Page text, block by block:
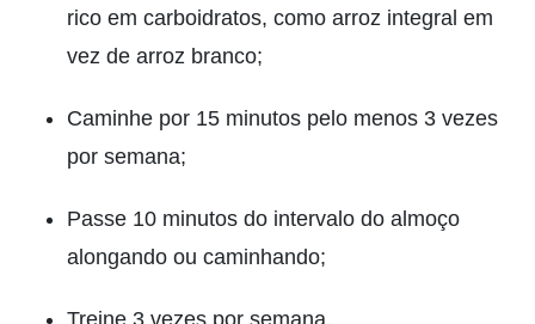
rico em carboidratos, como arroz integral em
vez de arroz branco;
Caminhe por 15 minutos pelo menos 3 vezes
por semana;
Passe 10 minutos do intervalo do almoço
alongando ou caminhando;
Treine 3 vezes por semana.